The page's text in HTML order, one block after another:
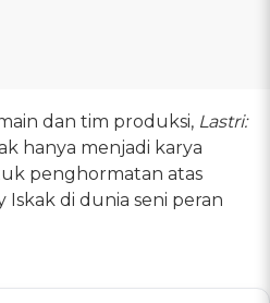
dan tim produksi, Lastri:
hanya menjadi karya
penghormatan atas
Iskak di dunia seni peran